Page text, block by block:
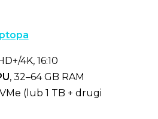
4K, 16:10
, 32–64 GB RAM
(lub 1 TB + drugi